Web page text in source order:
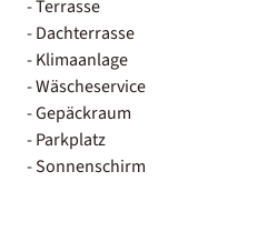
- Terrasse
- Dachterrasse
- Klimaanlage
- Wäscheservice
- Gepäckraum
- Parkplatz
- Sonnenschirm